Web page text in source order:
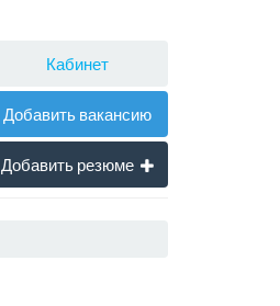
Кабинет
Добавить вакансию
Добавить резюме